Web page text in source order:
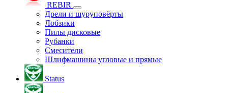
REBIR
Дрели и шуруповёрты
Лобзики
Пилы дисковые
Рубанки
Смесители
Шлифмашины угловые и прямые
Status